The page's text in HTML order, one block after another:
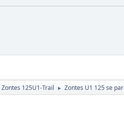
Zontes 125U1-Trail ► Zontes U1 125 se